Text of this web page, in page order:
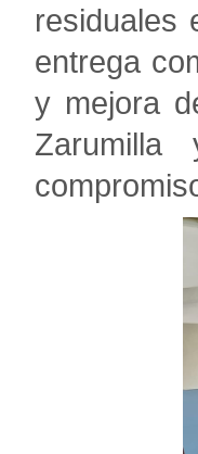
residuales
entrega
y mejora